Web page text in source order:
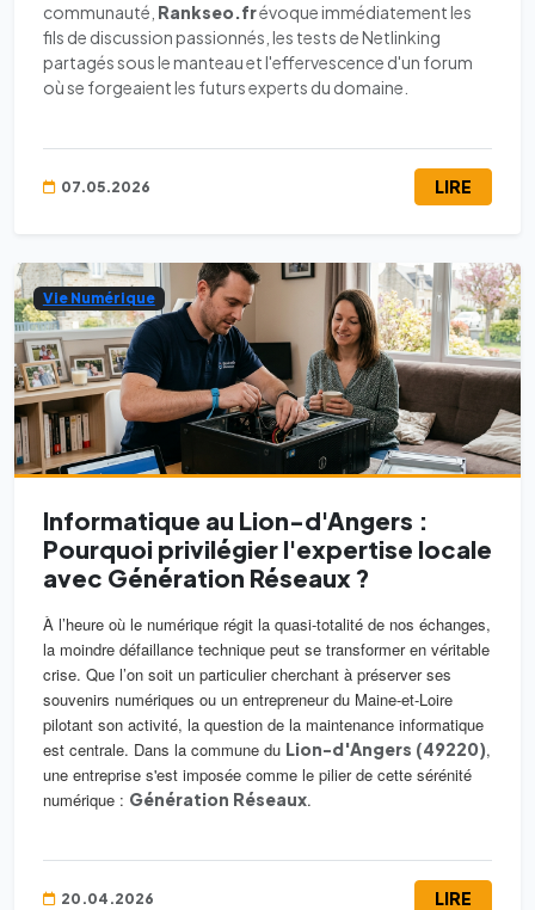
communauté, Rankseo.frévoque immédiatement les
fils de discussion passionnés, les tests de Netlinking
partagés sous le manteau et l'effervescence d'un forum
où se forgeaient les futurs experts du domaine.
07.05.2026 LIRE
Vie Numérique
Informatique au Lion-d'Angers :
Pourquoi privilégier l'expertise locale
avec Génération Réseaux ?
À l’heure où le numérique régit la quasi-totalité de nos échanges,
la moindre défaillance technique peut se transformer en véritable
crise. Que l’on soit un particulier cherchant à préserver ses
souvenirs numériques ou un entrepreneur du Maine-et-Loire
pilotant son activité, la question de la maintenance informatique
est centrale. Dans la commune du Lion-d'Angers (49220),
une entreprise s'est imposée comme le pilier de cette sérénité
numérique : Génération Réseaux.
20.04.2026 LIRE